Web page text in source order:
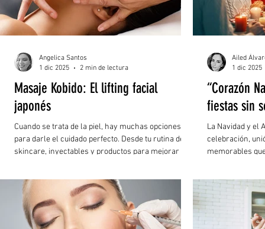
Masaje Kobido: El lifting facial
japonés
Cuando se trata de la piel, hay muchas opciones
para darle el cuidado perfecto. Desde tu rutina de
skincare, inyectables y productos para mejorar su
Angelica Santos
1 dic 2025
2 min de lectura
“Corazón
fiestas sin
La Navidad y el
celebración,
memorables
Corazón
Ailed
1 dic 2025